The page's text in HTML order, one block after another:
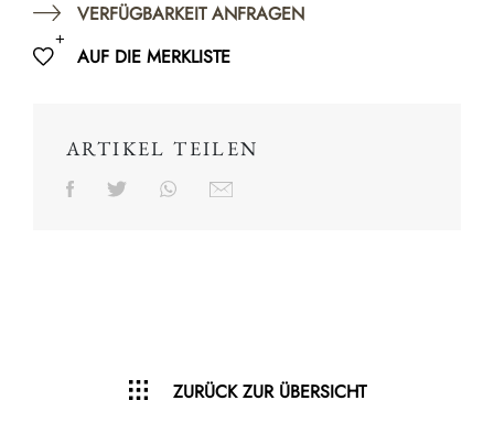
VERFÜGBARKEIT ANFRAGEN
AUF DIE MERKLISTE
ARTIKEL TEILEN
ZURÜCK ZUR ÜBERSICHT